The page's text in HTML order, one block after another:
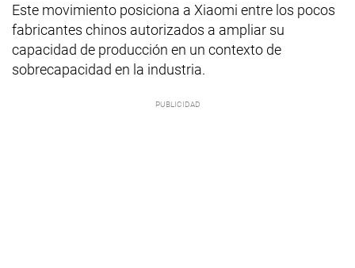
Este movimiento posiciona a Xiaomi entre los pocos
fabricantes chinos autorizados a ampliar su
capacidad de producción en un contexto de
sobrecapacidad en la industria.